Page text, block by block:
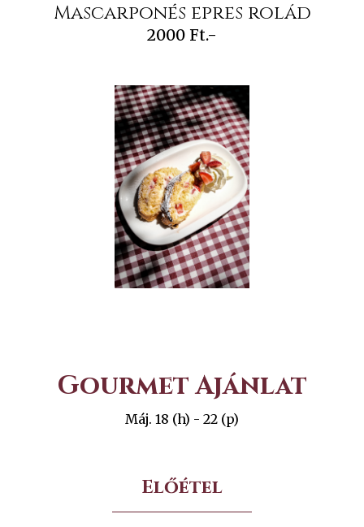
Mascarponés epres rolád
2000 Ft.-
Gourmet Ajánlat
Máj. 18 (h) - 22 (p)
Előétel